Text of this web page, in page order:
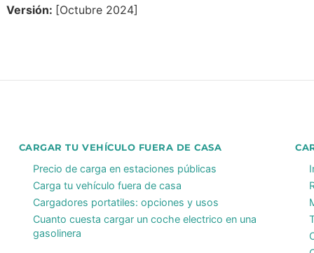
Versión: [Octubre 2024]
CARGAR TU VEHÍCULO FUERA DE CASA
Precio de carga en estaciones públicas
Carga tu vehículo fuera de casa
Cargadores portatiles: opciones y usos
Cuanto cuesta cargar un coche electrico en una
gasolinera